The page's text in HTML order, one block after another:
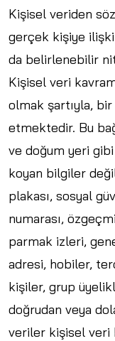
Kişisel veriden
gerçek kişiye
da belirlenebilir
Kişisel veri
olmak şartıyla,
etmektedir. Bu
ve doğum yeri
koyan bilgiler
plakası, sosyal
numarası,
parmak izleri,
adresi, hobiler,
kişiler, grup
doğrudan veya
veriler kişisel veri